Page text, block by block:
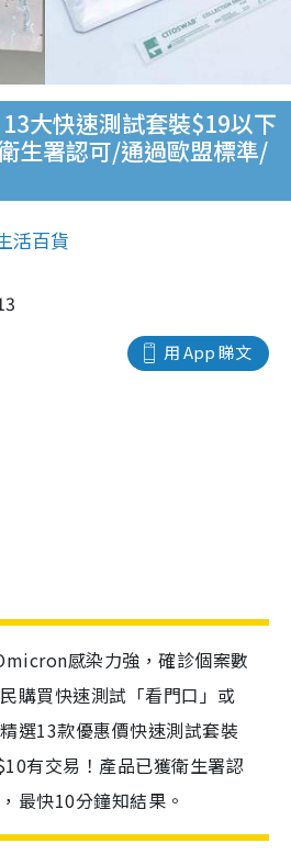
13大快速測試套裝$19以下
生署認可/通過歐盟標準/
活百貨
用 App 睇文
感染力強，確診個案數
購買快速測試「看門口」或
選13款優惠價快速測試套裝
有交易！產品已獲衛生署認
最快10分鐘知結果。